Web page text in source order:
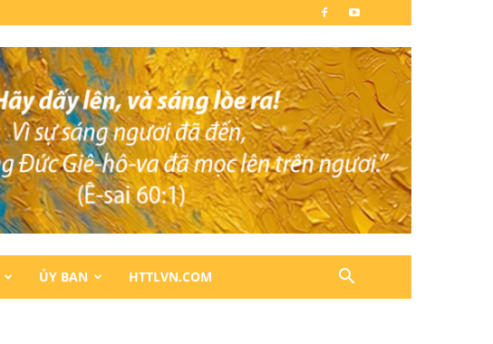
ỦY BAN HTTLVN.COM